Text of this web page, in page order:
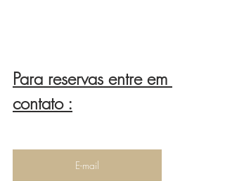
Para reservas entre em
contato :
E-mail